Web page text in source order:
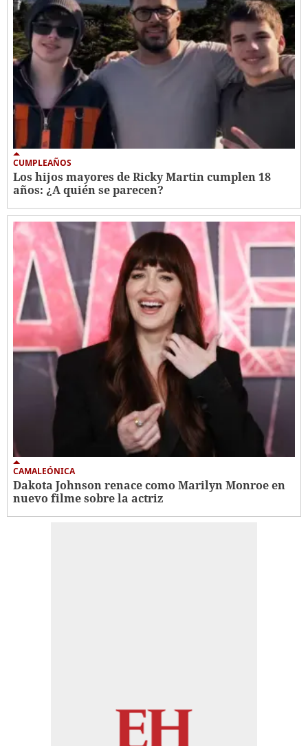
CUMPLEAÑOS
Los hijos mayores de Ricky Martin cumplen 18
años: ¿A quién se parecen?
CAMALEÓNICA
Dakota Johnson renace como Marilyn Monroe en
nuevo filme sobre la actriz